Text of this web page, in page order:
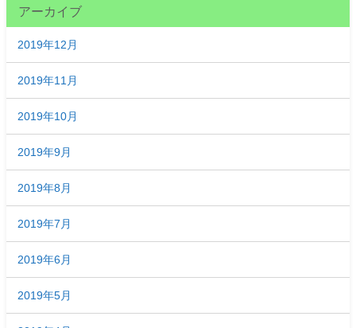
アーカイブ
2019年12月
2019年11月
2019年10月
2019年9月
2019年8月
2019年7月
2019年6月
2019年5月